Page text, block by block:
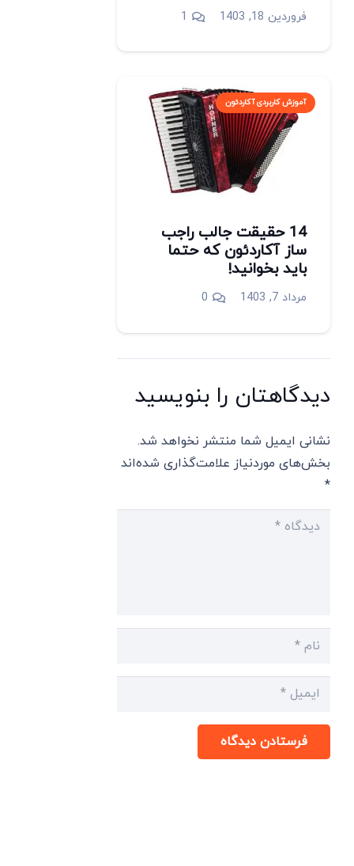
فروردین 18, 1403 1دیدگاه
آموزش کاربردی آکاردئون
14 حقیقت جالب راجب
ساز آکاردئون که حتما
باید بخوانید!
مرداد 7, 1403 0
دیدگاهتان را بنویسید
نشانی ایمیل شما منتشر نخواهد شد.
بخش‌های موردنیاز علامت‌گذاری شده‌اند
*
فرستادن دیدگاه